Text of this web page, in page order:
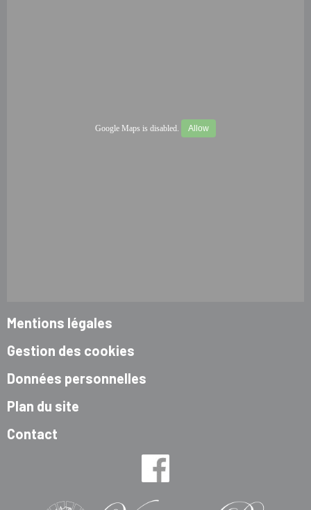
Google Maps is disabled. Allow
Mentions légales
Gestion des cookies
Données personnelles
Plan du site
Contact